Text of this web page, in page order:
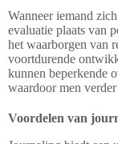
Wanneer iemand
evaluatie plaats van
het waarborgen van
voortdurende
kunnen beperkende
waardoor men
Voordelen van